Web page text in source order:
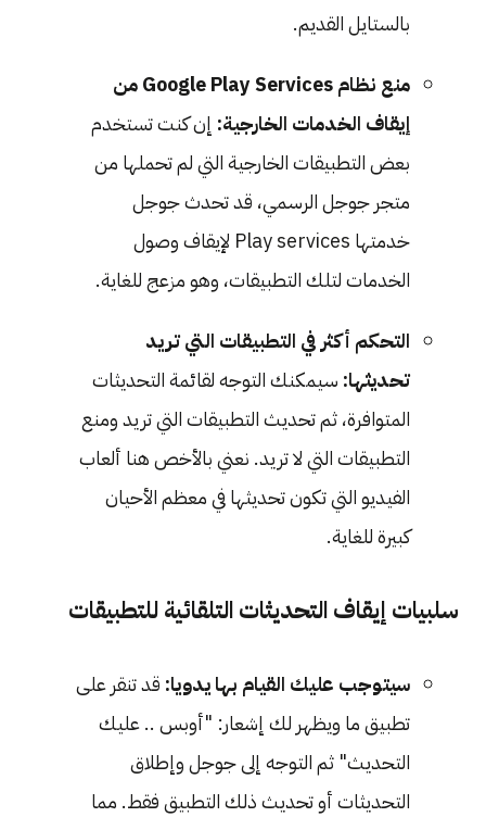
بالستايل القديم.
منع نظام Google Play Services من
إيقاف الخدمات الخارجية: إن كنت تستخدم
بعض التطبيقات الخارجية التي لم تحملها من
متجر جوجل الرسمي، قد تحدث جوجل
خدمتها Play services لإيقاف وصول
الخدمات لتلك التطبيقات، وهو مزعج للغاية.
التحكم أكثر في التطبيقات التي تريد
تحديثها: سيمكنك التوجه لقائمة التحديثات
المتوافرة، ثم تحديث التطبيقات التي تريد ومنع
التطبيقات التي لا تريد. نعني بالأخص هنا ألعاب
الفيديو التي تكون تحديثها في معظم الأحيان
كبيرة للغاية.
سلبيات إيقاف التحديثات التلقائية للتطبيقات
سيتوجب عليك القيام بها يدويا: قد تنقر على
تطبيق ما ويظهر لك إشعار: "أوبس .. عليك
التحديث" ثم التوجه إلى جوجل وإطلاق
التحديثات أو تحديث ذلك التطبيق فقط. مما